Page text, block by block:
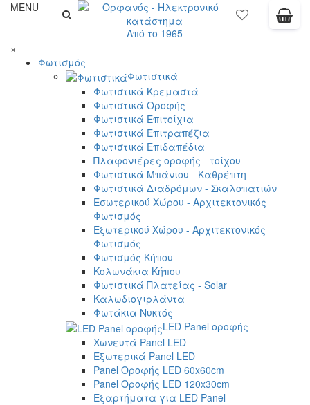
MENU
Από το 1965
×
Φωτισμός
Φωτιστικά
Φωτιστικά Κρεμαστά
Φωτιστικά Οροφής
Φωτιστικά Επιτοίχια
Φωτιστικά Επιτραπέζια
Φωτιστικά Επιδαπέδια
Πλαφονιέρες οροφής - τοίχου
Φωτιστικά Μπάνιου - Καθρέπτη
Φωτιστικά Διαδρόμων - Σκαλοπατιών
Εσωτερικού Χώρου - Αρχιτεκτονικός
Φωτισμός
Εξωτερικού Χώρου - Αρχιτεκτονικός
Φωτισμός
Φωτισμός Κήπου
Κολωνάκια Κήπου
Φωτιστικά Πλατείας - Solar
Καλωδιογιρλάντα
Φωτάκια Νυκτός
LED Panel οροφής
Χωνευτά Panel LED
Εξωτερικά Panel LED
Panel Οροφής LED 60x60cm
Panel Οροφής LED 120x30cm
Εξαρτήματα για LED Panel